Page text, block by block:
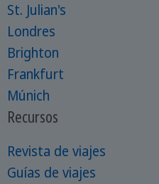
St. Julian's
Londres
Brighton
Frankfurt
Múnich
Recursos
Revista de viajes
Guías de viajes